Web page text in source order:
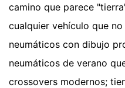
camino que parece
cualquier vehículo que
neumáticos con dibujo
neumáticos de verano
crossovers modernos;